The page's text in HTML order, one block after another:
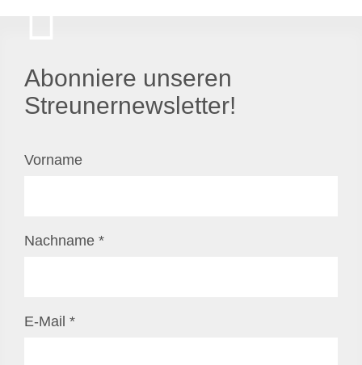
Abonniere unseren
Streunernewsletter!
Vorname
Nachname *
E-Mail *